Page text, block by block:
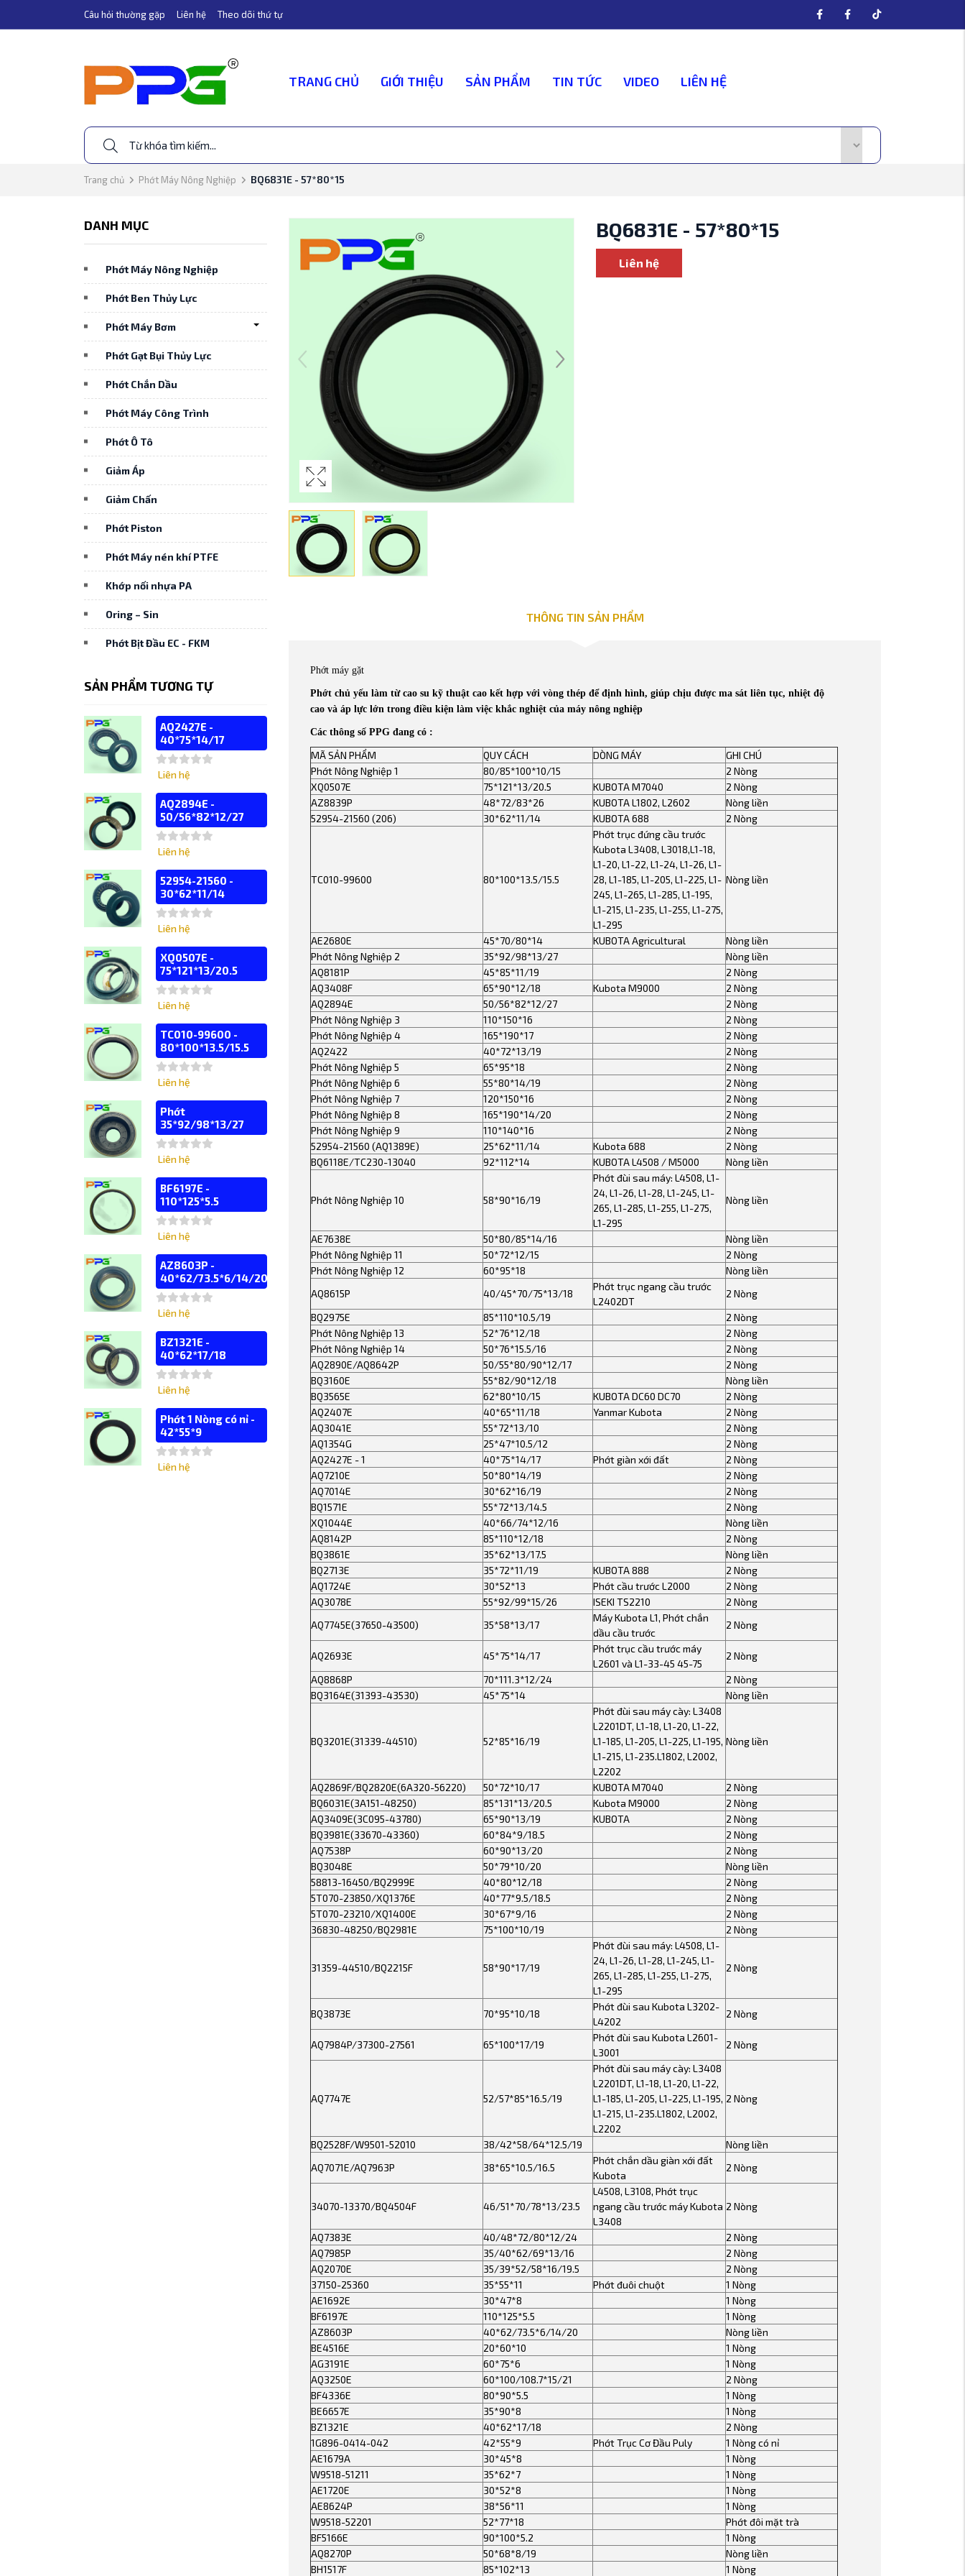
Câu hỏi thường gặp Liên hệ Theo dõi thứ tự
TRANG CHỦ GIỚI THIỆU SẢN PHẨM TIN TỨC VIDEO LIÊN HỆ
Trang chủ Phớt Máy Nông Nghiệp BQ6831E - 57*80*15
DANH MỤC
Phớt Máy Nông Nghiệp
Phớt Ben Thủy Lực
Phớt Máy Bơm
Phớt Gạt Bụi Thủy Lực
Phớt Chắn Dầu
Phớt Máy Công Trình
Phớt Ô Tô
Giảm Áp
Giảm Chấn
Phớt Piston
Phớt Máy nén khí PTFE
Khớp nối nhựa PA
Oring – Sin
Phớt Bịt Đầu EC - FKM
SẢN PHẨM TƯƠNG TỰ
AQ2427E -
40*75*14/17
Liên hệ
AQ2894E -
50/56*82*12/27
Liên hệ
52954-21560 -
30*62*11/14
Liên hệ
XQ0507E -
75*121*13/20.5
Liên hệ
TC010-99600 -
80*100*13.5/15.5
Liên hệ
Phớt
35*92/98*13/27
Liên hệ
BF6197E -
110*125*5.5
Liên hệ
AZ8603P -
40*62/73.5*6/14/20
Liên hệ
BZ1321E -
40*62*17/18
Liên hệ
Phớt 1 Nòng có nỉ -
42*55*9
Liên hệ
BQ6831E - 57*80*15
Liên hệ
THÔNG TIN SẢN PHẨM
Phớt máy gặt
Phớt chủ yếu làm từ cao su kỹ thuật cao kết hợp với vòng thép để định hình, giúp chịu được ma sát liên tục, nhiệt độ
cao và áp lực lớn trong điều kiện làm việc khắc nghiệt của máy nông nghiệp
Các thông số PPG đang có :
MÃ SẢN PHẨM QUY CÁCH DÒNG MÁY
GHI CHÚ
Phớt Nông Nghiệp 1
80/85*100*10/15
2 Nòng
XQ0507E
75*121*13/20.5 KUBOTA M7040
2 Nòng
AZ8839P
48*72/83*26 KUBOTA L1802, L2602
Nòng liền
52954-21560 (206)
30*62*11/14 KUBOTA 688 2 Nòng
TC010-99600 80*100*13.5/15.5
Phớt trục đứng cầu trước
Kubota L3408, L3018,L1-18,
L1-20, L1-22, L1-24, L1-26, L1-
28, L1-185, L1-205, L1-225, L1-
245, L1-265, L1-285, L1-195,
L1-215, L1-235, L1-255, L1-275,
L1-295
Nòng liền
AE2680E 45*70/80*14 KUBOTA Agricultural
Nòng liền
Phớt Nông Nghiệp 2
35*92/98*13/27
Nòng liền
AQ8181P
45*85*11/19
2 Nòng
AQ3408F
65*90*12/18 Kubota M9000
2 Nòng
AQ2894E
50/56*82*12/27
2 Nòng
Phớt Nông Nghiệp 3
110*150*16
2 Nòng
Phớt Nông Nghiệp 4
165*190*17
2 Nòng
AQ2422
40*72*13/19
2 Nòng
Phớt Nông Nghiệp 5
65*95*18
2 Nòng
Phớt Nông Nghiệp 6
55*80*14/19
2 Nòng
Phớt Nông Nghiệp 7
120*150*16
2 Nòng
Phớt Nông Nghiệp 8
165*190*14/20
2 Nòng
Phớt Nông Nghiệp 9
110*140*16
2 Nòng
52954-21560 (AQ1389E)
25*62*11/14 Kubota 688
2 Nòng
BQ6118E/TC230-13040
92*112*14 KUBOTA L4508 / M5000 Nòng liền
Phớt Nông Nghiệp 10 58*90*16/19
Phớt đùi sau máy: L4508, L1-
24, L1-26, L1-28, L1-245, L1-
265, L1-285, L1-255, L1-275,
L1-295
Nòng liền
AE7638E 50*80/85*14/16
Nòng liền
Phớt Nông Nghiệp 11
50*72*12/15
2 Nòng
Phớt Nông Nghiệp 12
60*95*18
Nòng liền
AQ8615P
40/45*70/75*13/18
Phớt trục ngang cầu trước
L2402DT
2 Nòng
BQ2975E
85*110*10.5/19
2 Nòng
Phớt Nông Nghiệp 13
52*76*12/18
2 Nòng
Phớt Nông Nghiệp 14
50*76*15.5/16
2 Nòng
AQ2890E/AQ8642P
50/55*80/90*12/17
2 Nòng
BQ3160E
55*82/90*12/18
Nòng liền
BQ3565E
62*80*10/15 KUBOTA DC60 DC70
2 Nòng
AQ2407E
40*65*11/18 Yanmar Kubota
2 Nòng
AQ3041E
55*72*13/10
2 Nòng
AQ1354G
25*47*10.5/12
2 Nòng
AQ2427E - 1
40*75*14/17 Phớt giàn xới đất
2 Nòng
AQ7210E
50*80*14/19
2 Nòng
AQ7014E
30*62*16/19
2 Nòng
BQ1571E
55*72*13/14.5
2 Nòng
XQ1044E
40*66/74*12/16
Nòng liền
AQ8142P
85*110*12/18
2 Nòng
BQ3861E
35*62*13/17.5
Nòng liền
BQ2713E
35*72*11/19 KUBOTA 888
2 Nòng
AQ1724E
30*52*13 Phớt cầu trước L2000
2 Nòng
AQ3078E
55*92/99*15/26 ISEKI TS2210
2 Nòng
AQ7745E(37650-43500)
35*58*13/17
Máy Kubota L1, Phớt chắn
dầu cầu trước
2 Nòng
AQ2693E 45*75*14/17
Phớt trục cầu trước máy
L2601 và L1-33-45 45-75
2 Nòng
AQ8868P
70*111.3*12/24
2 Nòng
BQ3164E(31393-43530)
45*75*14 Nòng liền
BQ3201E(31339-44510) 52*85*16/19
Phớt đùi sau máy cày: L3408
L2201DT, L1-18, L1-20, L1-22,
L1-185, L1-205, L1-225, L1-195,
L1-215, L1-235.L1802, L2002,
L2202
Nòng liền
AQ2869F/BQ2820E(6A320-56220) 50*72*10/17 KUBOTA M7040
2 Nòng
BQ6031E(3A151-48250)
85*131*13/20.5 Kubota M9000
2 Nòng
AQ3409E(3C095-43780)
65*90*13/19 KUBOTA
2 Nòng
BQ3981E(33670-43360)
60*84*9/18.5
2 Nòng
AQ7538P
60*90*13/20
2 Nòng
BQ3048E
50*79*10/20
Nòng liền
58813-16450/BQ2999E
40*80*12/18
2 Nòng
5T070-23850/XQ1376E
40*77*9.5/18.5
2 Nòng
5T070-23210/XQ1400E
30*67*9/16
2 Nòng
36830-48250/BQ2981E
75*100*10/19 2 Nòng
31359-44510/BQ2215F 58*90*17/19
Phớt đùi sau máy: L4508, L1-
24, L1-26, L1-28, L1-245, L1-
265, L1-285, L1-255, L1-275,
L1-295
2 Nòng
BQ3873E 70*95*10/18
Phớt đùi sau Kubota L3202-
L4202
2 Nòng
AQ7984P/37300-27561 65*100*17/19
Phớt đùi sau Kubota L2601-
L3001
2 Nòng
AQ7747E 52/57*85*16.5/19
Phớt đùi sau máy cày: L3408
L2201DT, L1-18, L1-20, L1-22,
L1-185, L1-205, L1-225, L1-195,
L1-215, L1-235.L1802, L2002,
L2202
2 Nòng
BQ2528F/W9501-52010 38/42*58/64*12.5/19
Nòng liền
AQ7071E/AQ7963P
38*65*10.5/16.5
Phớt chắn dầu giàn xới đất
Kubota
2 Nòng
34070-13370/BQ4504F 46/51*70/78*13/23.5
L4508, L3108, Phớt trục
ngang cầu trước máy Kubota
L3408
2 Nòng
AQ7383E 40/48*72/80*12/24
2 Nòng
AQ7985P
35/40*62/69*13/16
2 Nòng
AQ2070E
35/39*52/58*16/19.5
2 Nòng
37150-25360
35*55*11 Phớt đuôi chuột
1 Nòng
AE1692E
30*47*8
1 Nòng
BF6197E
110*125*5.5
1 Nòng
AZ8603P
40*62/73.5*6/14/20
Nòng liền
BE4516E
20*60*10
1 Nòng
AG3191E
60*75*6
1 Nòng
AQ3250E
60*100/108.7*15/21
2 Nòng
BF4336E
80*90*5.5
1 Nòng
BE6657E
35*90*8
1 Nòng
BZ1321E
40*62*17/18
2 Nòng
1G896-0414-042
42*55*9 Phớt Trục Cơ Đầu Puly
1 Nòng có nỉ
AE1679A
30*45*8
1 Nòng
W9518-51211
35*62*7
1 Nòng
AE1720E
30*52*8
1 Nòng
AE8624P
38*56*11
1 Nòng
W9518-52201
52*77*18
Phớt đôi mặt trà
BF5166E
90*100*5.2
1 Nòng
AQ8270P
50*68*8/19
Nòng liền
BH1517F
85*102*13 1 Nòng